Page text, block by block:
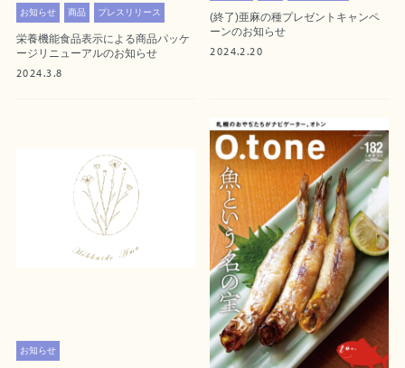
お知らせ 商品 プレスリリース
栄養機能食品表示による商品パッケ
ージリニューアルのお知らせ
2024.3.8
(終了)亜麻の種プレゼントキャンペ
ーンのお知らせ
2024.2.20
お知らせ